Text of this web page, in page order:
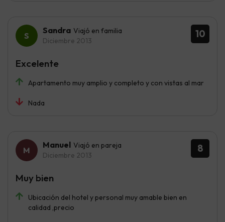
10
Sandra Viajó en familia
Diciembre 2013
Apartamento muy amplio y completo y con vistas al mar
Nada
Excelente
8
Manuel Viajó en pareja
Diciembre 2013
Ubicación del hotel y personal muy amable bien en
calidad ,precio
Muy bien